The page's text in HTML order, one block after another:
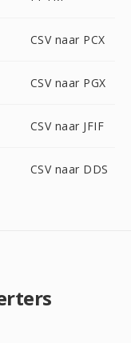
CSV naar PCX
CSV naar PGX
CSV naar JFIF
CSV naar DDS